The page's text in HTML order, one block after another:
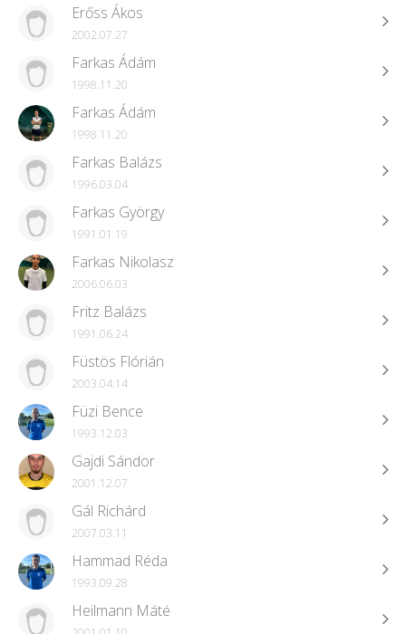
Erőss Ákos
2002.07.27
Farkas Ádám
1998.11.20
Farkas Ádám
1998.11.20
Farkas Balázs
1996.03.04
Farkas György
1991.01.19
Farkas Nikolasz
2006.06.03
Fritz Balázs
1991.06.24
Füstös Flórián
2003.04.14
Füzi Bence
1993.12.03
Gajdi Sándor
2001.12.07
Gál Richárd
2007.03.11
Hammad Réda
1993.09.28
Heilmann Máté